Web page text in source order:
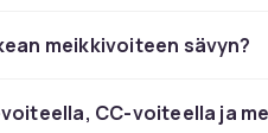
kestävyyden
meikkivoiteen sävyn?
CC-voiteella ja